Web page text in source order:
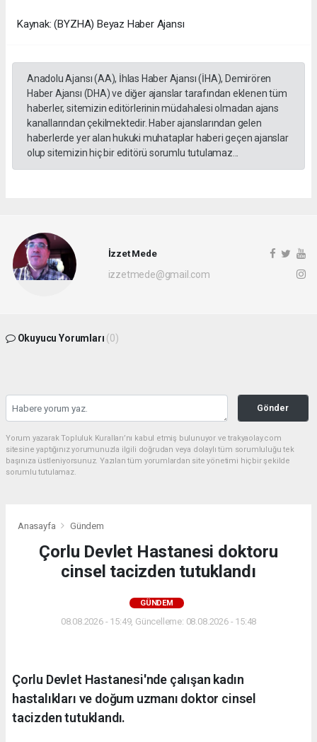
Kaynak: (BYZHA) Beyaz Haber Ajansı
Anadolu Ajansı (AA), İhlas Haber Ajansı (İHA), Demirören
Haber Ajansı (DHA) ve diğer ajanslar tarafından eklenen tüm
haberler, sitemizin editörlerinin müdahalesi olmadan ajans
kanallarından çekilmektedir. Haber ajanslarından gelen
haberlerde yer alan hukuki muhataplar haberi geçen ajanslar
olup sitemizin hiç bir editörü sorumlu tutulamaz...
İzzet Mede
izzetmede@gmail.com
Okuyucu Yorumları (0)
Gönder
Yorum yazarak Topluluk Kuralları’nı kabul etmiş bulunuyor ve trakyaolay.com
sitesine yaptığınız yorumunuzla ilgili doğrudan veya dolaylı tüm sorumluluğu tek
başınıza üstleniyorsunuz. Yazılan tüm yorumlardan site yönetimi hiçbir şekilde
sorumlu tutulamaz.
Anasayfa Gündem
Çorlu Devlet Hastanesi doktoru
cinsel tacizden tutuklandı
GÜNDEM
08.08.2026 - 15:49, Güncelleme: 08.08.2026 - 15:48
Çorlu Devlet Hastanesi'nde çalışan kadın
hastalıkları ve doğum uzmanı doktor cinsel
tacizden tutuklandı.